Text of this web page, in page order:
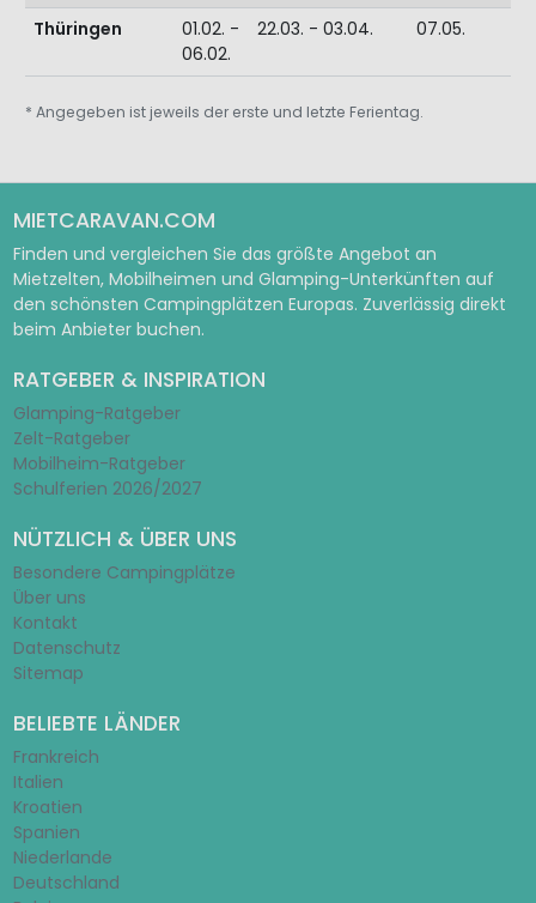
Thüringen
01.02. -
06.02.
22.03. - 03.04. 07.05.
* Angegeben ist jeweils der erste und letzte Ferientag.
MIETCARAVAN.COM
Finden und vergleichen Sie das größte Angebot an
Mietzelten, Mobilheimen und Glamping-Unterkünften auf
den schönsten Campingplätzen Europas. Zuverlässig direkt
beim Anbieter buchen.
RATGEBER & INSPIRATION
Glamping-Ratgeber
Zelt-Ratgeber
Mobilheim-Ratgeber
Schulferien 2026/2027
NÜTZLICH & ÜBER UNS
Besondere Campingplätze
Über uns
Kontakt
Datenschutz
Sitemap
BELIEBTE LÄNDER
Frankreich
Italien
Kroatien
Spanien
Niederlande
Deutschland